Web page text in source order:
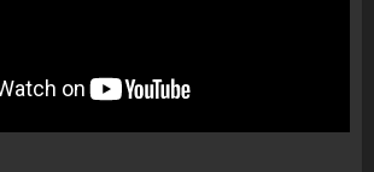
për mësymjen kufitare në
Ceuta?
AUGUST 6, 2026